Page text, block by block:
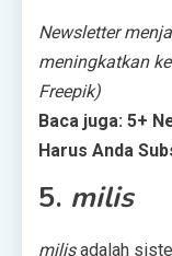
Newsletter
meningkatkan
Freepik)
Baca juga: 5+
Harus Anda
5. milis
milisadalah